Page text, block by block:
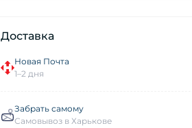
Доставка
Новая Почта
1–2 дня
Забрать самому
Самовывоз в Харькове